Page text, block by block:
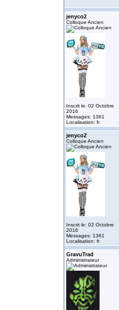
jenyco2
Colloque Ancien
Inscrit le: 02 Octobre
2016
Messages: 1361
Localisation: fr
jenyco2
Colloque Ancien
Inscrit le: 02 Octobre
2016
Messages: 1361
Localisation: fr
GravuTrad
Administrateur